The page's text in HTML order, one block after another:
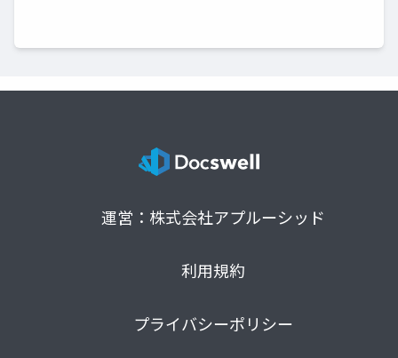
運営：株式会社アプルーシッド
利用規約
プライバシーポリシー